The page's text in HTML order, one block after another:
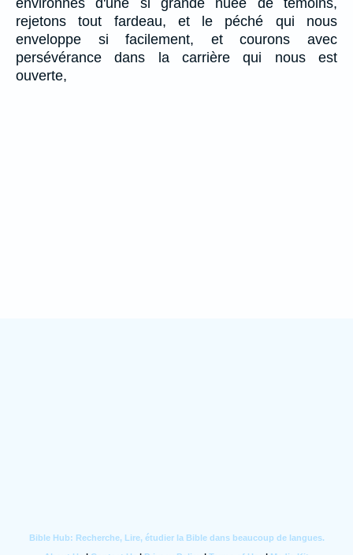
rejetons tout fardeau, et le péché qui nous
enveloppe si facilement, et courons avec
persévérance dans la carrière qui nous est
ouverte,